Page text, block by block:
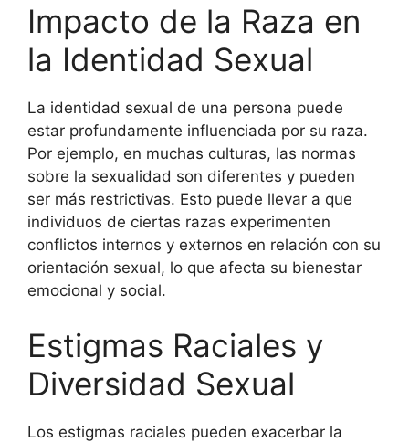
Impacto de la Raza en
la Identidad Sexual
La identidad sexual de una persona puede
estar profundamente influenciada por su raza.
Por ejemplo, en muchas culturas, las normas
sobre la sexualidad son diferentes y pueden
ser más restrictivas. Esto puede llevar a que
individuos de ciertas razas experimenten
conflictos internos y externos en relación con su
orientación sexual, lo que afecta su bienestar
emocional y social.
Estigmas Raciales y
Diversidad Sexual
Los estigmas raciales pueden exacerbar la